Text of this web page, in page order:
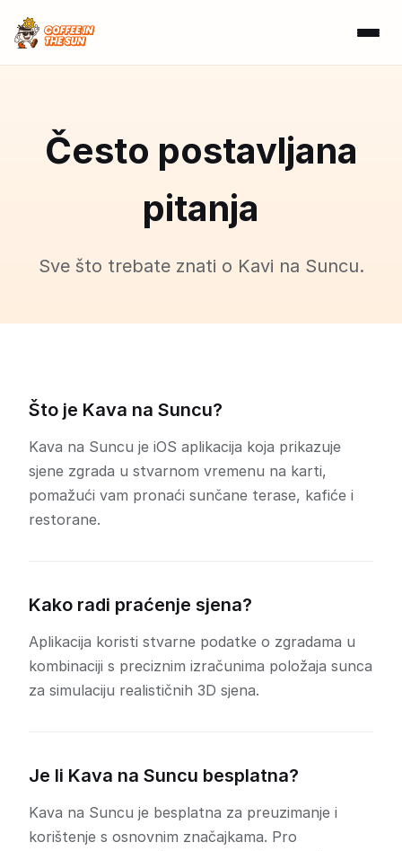
Često postavljana
pitanja
Sve što trebate znati o Kavi na Suncu.
Što je Kava na Suncu?
Kava na Suncu je iOS aplikacija koja prikazuje
sjene zgrada u stvarnom vremenu na karti,
pomažući vam pronaći sunčane terase, kafiće i
restorane.
Kako radi praćenje sjena?
Aplikacija koristi stvarne podatke o zgradama u
kombinaciji s preciznim izračunima položaja sunca
za simulaciju realističnih 3D sjena.
Je li Kava na Suncu besplatna?
Kava na Suncu je besplatna za preuzimanje i
korištenje s osnovnim značajkama. Pro